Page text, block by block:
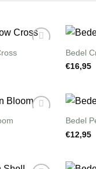
Bedel
€16,95
Bedel
€12,95